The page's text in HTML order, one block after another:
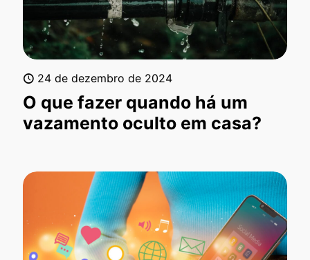
24 de dezembro de 2024
O que fazer quando há um
vazamento oculto em casa?